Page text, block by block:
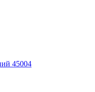
45004